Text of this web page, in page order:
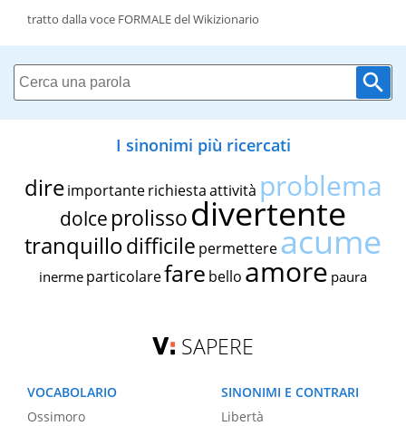
tratto dalla voce FORMALE del Wikizionario
I sinonimi più ricercati
dire importante richiestaattività problema
dolce prolissodivertente
tranquillodifficile permettereacume
inerme particolarefare bello amore paura
SAPERE
VOCABOLARIO
Ossimoro
SINONIMI E CONTRARI
Libertà